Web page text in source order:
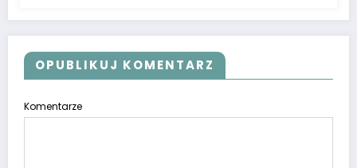
OPUBLIKUJ KOMENTARZ
Komentarze